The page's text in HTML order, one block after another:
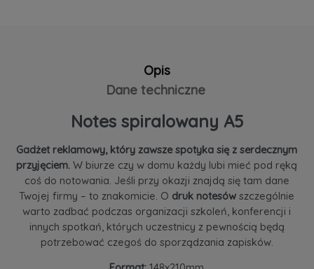
Opis
Dane techniczne
Notes spiralowany A5
Gadżet reklamowy, który zawsze spotyka się z serdecznym
przyjęciem. W biurze czy w domu każdy lubi mieć pod ręką
coś do notowania. Jeśli przy okazji znajdą się tam dane
Twojej firmy – to znakomicie. O druk notesów szczególnie
warto zadbać podczas organizacji szkoleń, konferencji i
innych spotkań, których uczestnicy z pewnością będą
potrzebować czegoś do sporządzania zapisków.